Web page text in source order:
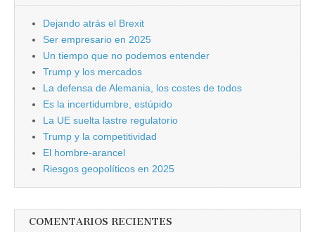
Dejando atrás el Brexit
Ser empresario en 2025
Un tiempo que no podemos entender
Trump y los mercados
La defensa de Alemania, los costes de todos
Es la incertidumbre, estúpido
La UE suelta lastre regulatorio
Trump y la competitividad
El hombre-arancel
Riesgos geopolíticos en 2025
COMENTARIOS RECIENTES